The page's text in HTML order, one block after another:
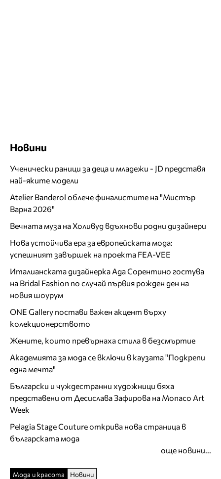
Новини
Ученически раници за деца и младежи - JD представя
най-яките модели
Atelier Banderol облече финалистите на "Мистър
Варна 2026"
Вечната муза на Холивуд вдъхнови родни дизайнери
Нова устойчива ера за европейската мода:
успешният завършек на проекта FEA-VEE
Италианската дизайнерка Ада Сорентино гостува
на Bridal Fashion по случай първия рожден ден на
новия шоурум
ONE Gallery постави важен акцент върху
колекционерството
Жените, които превърнаха стила в безсмъртие
Академията за мода се включи в каузата "Подкрепи
една мечта"
Български и чуждестранни художници бяха
представени от Десислава Зафирова на Monaco Art
Week
Pelagia Stage Couture открива нова страница в
българската мода
още новини...
Мода и красота Новини